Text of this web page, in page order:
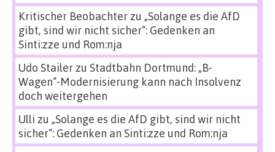
Kritischer Beobachterzu „Solange es die AfD
gibt, sind wir nicht sicher“: Gedenken an
Sinti:zze und Rom:nja
Udo Stailerzu Stadtbahn Dortmund: „B-
Wagen“-Modernisierung kann nach Insolvenz
doch weitergehen
Ulli zu „Solange es die AfD gibt, sind wir nicht
sicher“: Gedenken an Sinti:zze und Rom:nja